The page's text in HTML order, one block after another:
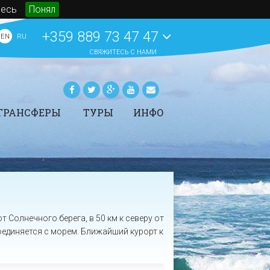
Понял
трансферов в
ТУРЫ
СПА на морских курортах
ИНФО
События
O BeachBulgaria.ru
Основная информация о
ПОКАЗАТЬ ВСЕ
EN RU +359 889 73 47 47
СВЯЖИТЕСЬ С НАМИ
берега, в 50 км к северу от
с морем. Ближайший курорт к